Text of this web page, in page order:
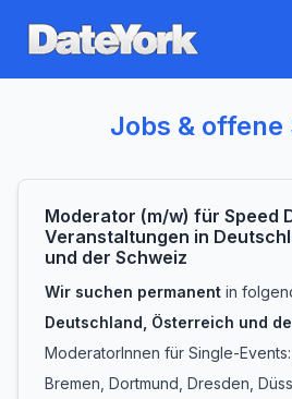
Jobs & offene
Moderator (m/w) für Speed
Veranstaltungen in
und der Schweiz
Wir suchen permanent in
Deutschland, Österreich und
ModeratorInnen für Single-
Bremen, Dortmund, Dresden,